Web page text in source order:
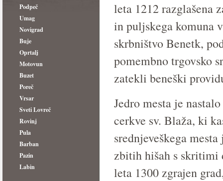
Podpeč
Umag
Novigrad
Buje
Oprtalj
Motovun
Buzet
Poreč
Vrsar
Sveti Lovreč
Rovinj
Pula
Barban
Pazin
Labin
leta 1212 razglašena
in puljskega komuna
skrbništvo Benetk,
pomembno trgovsko
zatekli beneški
Jedro mesta je
cerkve sv. Blaža, ki
srednjeveškega
zbitih hišah s skritimi
leta 1300 zgrajen